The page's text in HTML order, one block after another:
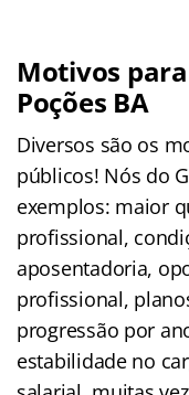
Motivos
Poções BA
Diversos são os
públicos! Nós do
exemplos: maior
profissional,
aposentadoria,
profissional,
progressão por
estabilidade no